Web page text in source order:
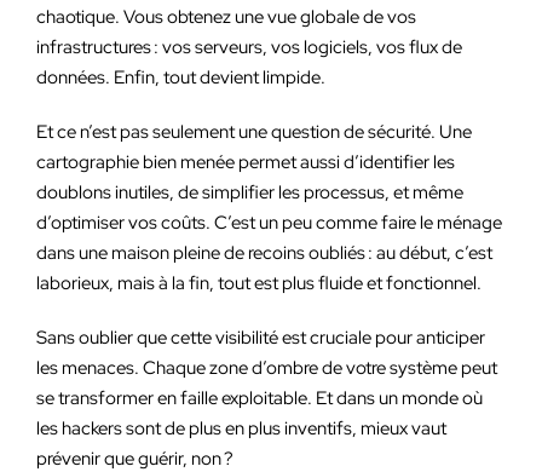
chaotique. Vous obtenez une vue globale de vos
infrastructures : vos serveurs, vos logiciels, vos flux de
données. Enfin, tout devient limpide.
Et ce n’est pas seulement une question de sécurité. Une
cartographie bien menée permet aussi d’identifier les
doublons inutiles, de simplifier les processus, et même
d’optimiser vos coûts. C’est un peu comme faire le ménage
dans une maison pleine de recoins oubliés : au début, c’est
laborieux, mais à la fin, tout est plus fluide et fonctionnel.
Sans oublier que cette visibilité est cruciale pour anticiper
les menaces. Chaque zone d’ombre de votre système peut
se transformer en faille exploitable. Et dans un monde où
les hackers sont de plus en plus inventifs, mieux vaut
prévenir que guérir, non ?